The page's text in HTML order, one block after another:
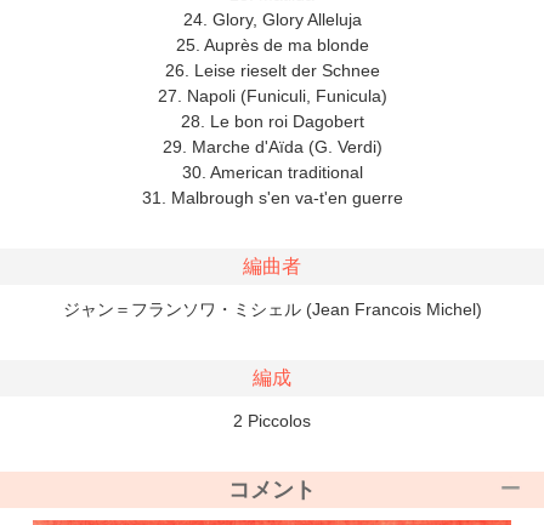
24. Glory, Glory Alleluja
25. Auprès de ma blonde
26. Leise rieselt der Schnee
27. Napoli (Funiculi, Funicula)
28. Le bon roi Dagobert
29. Marche d'Aïda (G. Verdi)
30. American traditional
31. Malbrough s'en va-t'en guerre
編曲者
ジャン＝フランソワ・ミシェル (Jean Francois Michel)
編成
2 Piccolos
コメント